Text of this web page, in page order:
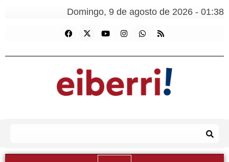
Domingo, 9 de agosto de 2026 - 01:38